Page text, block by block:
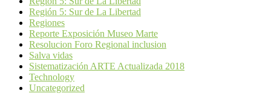
Región 5: Sur de La Libertad
Regiones
Reporte Exposición Museo Marte
Resolucion Foro Regional inclusion
Salva vidas
Sistematización ARTE Actualizada 2018
Technology
Uncategorized